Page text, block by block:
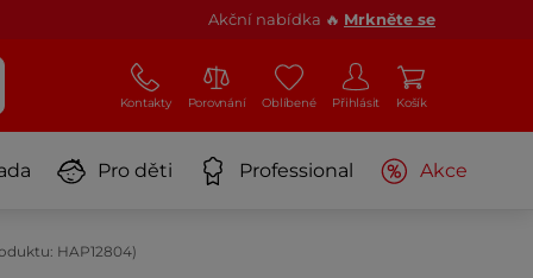
Akční nabídka 🔥 Mrkněte se
Kontakty Porovnání Oblíbené Přihlásit Košík
Pro děti Professional Akce
HAP12804)